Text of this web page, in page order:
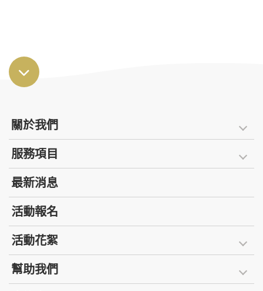
關於我們
服務項目
最新消息
活動報名
活動花絮
幫助我們